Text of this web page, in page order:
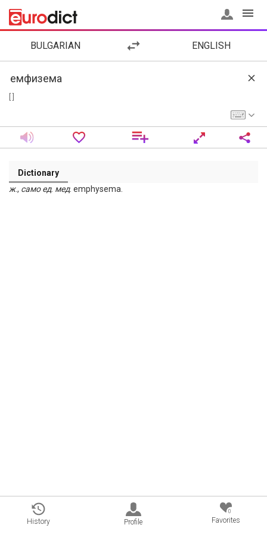
BULGARIAN ENGLISH
Dictionary
ж., само ед. мед. emphysema.
History Profile
0
Favorites